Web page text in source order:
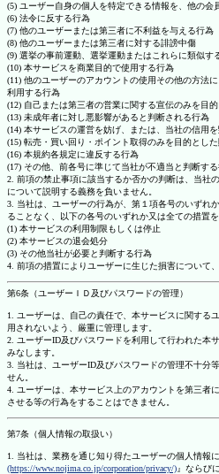
(5) ユーザー自身の個人を特定できる情報を、他の会
(6) 法令に反する行為
(7) 他のユーザーまたは第三者に不利益を与える行為
(8) 他のユーザーまたは第三者に対する誹謗中傷
(9) 選挙の事前運動、選挙運動またはこれらに類似
(10) 本サービスを商業目的で使用する行為
(11) 他のユーザーのアカウントの使用その他の方法
利用する行為
(12) 自己または第三者の営業に関する宣伝のみを目
(13) 未成年者に対し悪影響があると判断される行為
(14) 本サービスの運営を妨げ、または、当社の信用
(15) 転売・買い回り・ポイント取得のみを目的とし
(16) 本規約各規定に違反する行為
(17) その他、前各号に準じて当社が不適当と判断す
2. 前項の禁止事項に該当するか否かの判断は、当社
について説明する義務を負いません。
3. 当社は、ユーザーの行為が、第１項各号のいずれ
ることなく、以下の各号のいずれか又は全ての措置
(1) 本サービスの利用制限もしくは停止
(2) 本サービスの退会処分
(3) その他当社が必要と判断する行為
4. 前項の措置によりユーザーに生じた損害について
第6条（ユーザーＩＤ及びパスワードの管理）
1. ユーザーは、自己の責任で、本サービスに関する
用されないよう、厳重に管理します。
2. ユーザーID及びパスワードを利用して行われた本
みなします。
3. 当社は、ユーザーID及びパスワードの管理不十分
せん。
4. ユーザーは、本サービス上のアカウントを第三者
させる等の行為をすることはできません。
第7条（個人情報の取扱い）
1. 当社は、業務を通じ知り得たユーザーの個人情報
(https://www.nojima.co.jp/corporation/privacy/)』ならび